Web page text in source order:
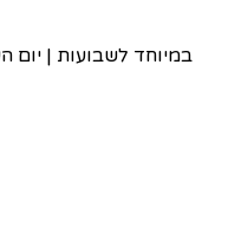
במיוחד לשבועות | יום